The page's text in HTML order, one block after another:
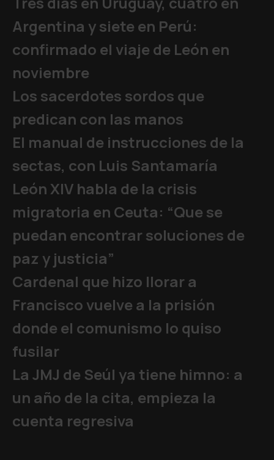
Argentina y siete en Perú:
confirmado el viaje de León en
noviembre
Los sacerdotes sordos que
predican con las manos
El manual de instrucciones de la
sectas, con Luis Santamaría
León XIV habla de la crisis
migratoria en Ceuta: “Que se
puedan encontrar soluciones de
paz y justicia”
Cardenal que hizo llorar a
Francisco vuelve a la prisión
donde el comunismo lo quiso
fusilar
La JMJ de Seúl ya tiene himno: a
un año de la cita, empieza la
cuenta regresiva